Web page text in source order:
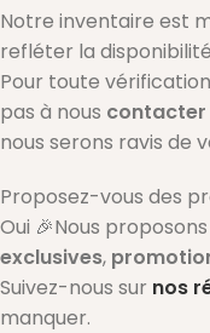
Notre inventaire est
refléter la
Pour toute
pas à nous contacter
nous serons ravis de
Proposez-vous des
Oui 🎉Nous
exclusives,
Suivez-nous sur nos
manquer.